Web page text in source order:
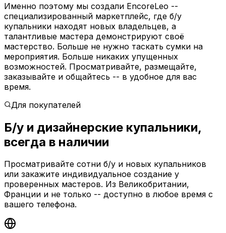
Именно поэтому мы создали EncoreLeo --
специализированный маркетплейс, где б/у
купальники находят новых владельцев, а
талантливые мастера демонстрируют своё
мастерство. Больше не нужно таскать сумки на
мероприятия. Больше никаких упущенных
возможностей. Просматривайте, размещайте,
заказывайте и общайтесь -- в удобное для вас
время.
Для покупателей
Б/у и дизайнерские купальники,
всегда в наличии
Просматривайте сотни б/у и новых купальников
или закажите индивидуальное создание у
проверенных мастеров. Из Великобритании,
Франции и не только -- доступно в любое время с
вашего телефона.